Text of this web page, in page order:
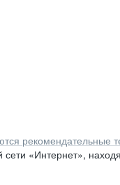
рекомендательные
«Интернет»,